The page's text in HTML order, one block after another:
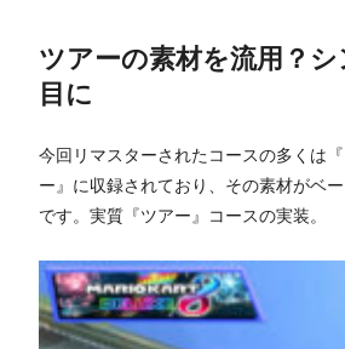
ツアーの素材を流用？
目に
今回リマスターされたコースの多くは
ー』に収録されており、その素材がベ
です。実質『ツアー』コースの実装。